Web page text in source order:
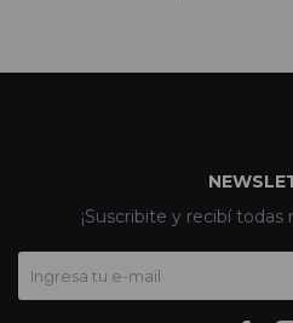
¡Suscribite y recibí todas